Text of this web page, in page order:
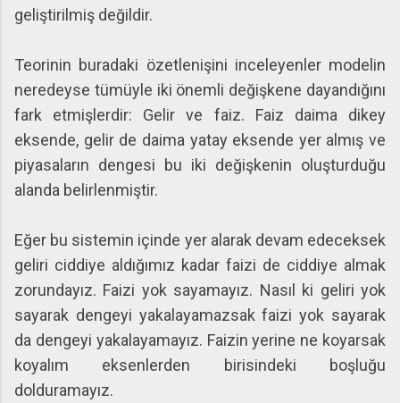
geliştirilmiş değildir.
Teorinin buradaki özetlenişini inceleyenler modelin
neredeyse tümüyle iki önemli değişkene dayandığını
fark etmişlerdir: Gelir ve faiz. Faiz daima dikey
eksende, gelir de daima yatay eksende yer almış ve
piyasaların dengesi bu iki değişkenin oluşturduğu
alanda belirlenmiştir.
Eğer bu sistemin içinde yer alarak devam edeceksek
geliri ciddiye aldığımız kadar faizi de ciddiye almak
zorundayız. Faizi yok sayamayız. Nasıl ki geliri yok
sayarak dengeyi yakalayamazsak faizi yok sayarak
da dengeyi yakalayamayız. Faizin yerine ne koyarsak
koyalım eksenlerden birisindeki boşluğu
dolduramayız.